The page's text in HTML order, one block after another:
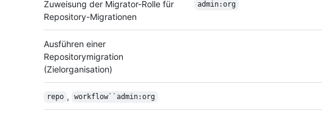
Zuweisung der Migrator-Rolle für
Repository-Migrationen
admin:org
Ausführen einer
Repositorymigration
(Zielorganisation)
repo , workflow``admin:org